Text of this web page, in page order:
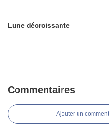
Lune décroissante
Commentaires
Ajouter un